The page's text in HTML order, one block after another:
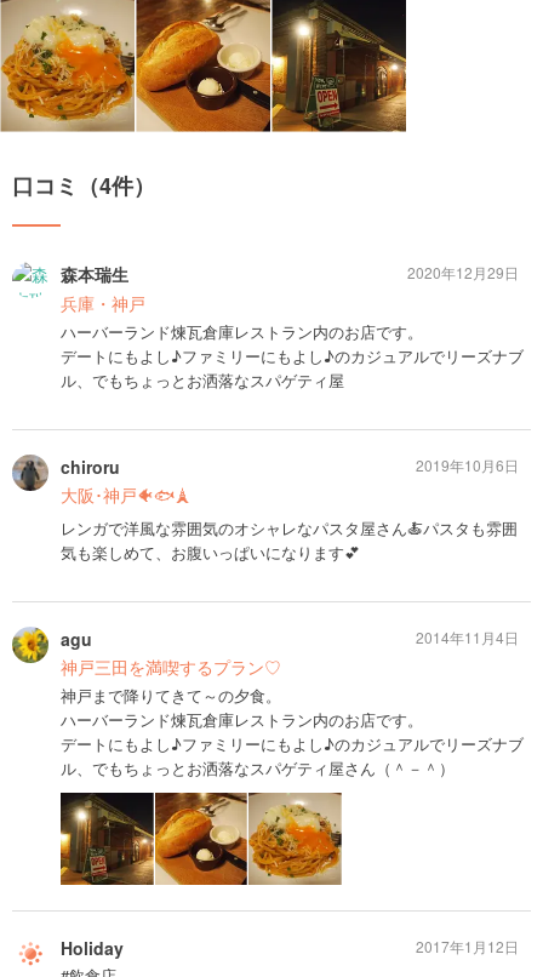
口コミ（4件）
森本瑞生
兵庫・神戸
ハーバーランド煉瓦倉庫レストラン内のお店です。
デートにもよし♪ファミリーにもよし♪のカジュアルでリーズナブ
ル、でもちょっとお洒落なスパゲティ屋
2020年12月29日
chiroru
大阪･神戸🐠🐟🗼
レンガで洋風な雰囲気のオシャレなパスタ屋さん🍝パスタも雰囲
気も楽しめて、お腹いっぱいになります💕
2019年10月6日
agu
神戸三田を満喫するプラン♡
神戸まで降りてきて～の夕食。
ハーバーランド煉瓦倉庫レストラン内のお店です。
デートにもよし♪ファミリーにもよし♪のカジュアルでリーズナブ
ル、でもちょっとお洒落なスパゲティ屋さん（＾－＾）
2014年11月4日
Holiday 2017年1月12日